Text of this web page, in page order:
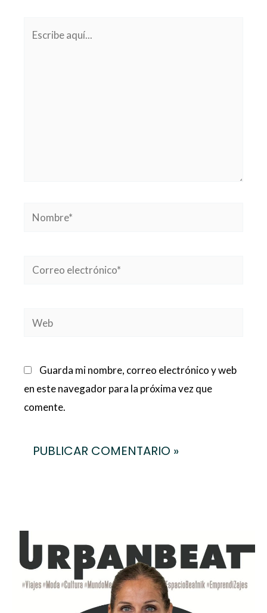
Nombre*
Correo
Web
Guarda mi nombre, correo electrónico y web
en este navegador para la próxima vez que
comente.